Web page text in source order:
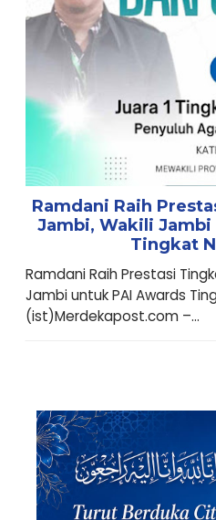
Ramdani Raih
Jambi, Wakili
Tingkat
Ramdani Raih Prestasi
Jambi untuk PAI Awards
(ist)Merdekapost.com –...